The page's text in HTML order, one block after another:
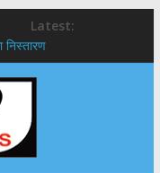
Latest:
निस्तारण
एसईओसी से मुख्य सचिव ने
लोगों को न हो दिक्कत
संरचना होगी सुदृढ,उच्च
मंत्री से की मुलाकात
में एनसीसी के
महत्वपूर्ण चर्चा